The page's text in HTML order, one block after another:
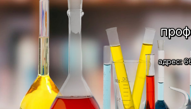
адрес: